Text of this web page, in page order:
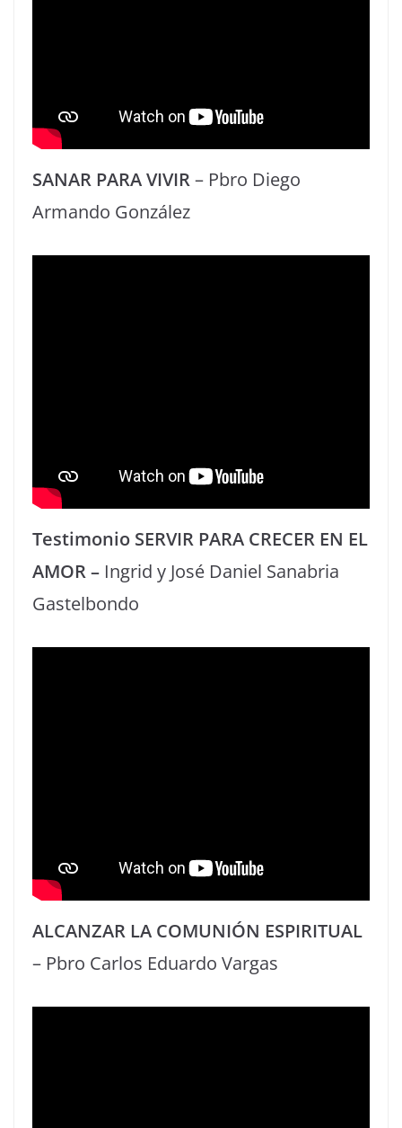
SANAR PARA VIVIR– Pbro Diego
Armando González
Testimonio SERVIR PARA CRECER EN EL
AMOR – Ingrid y José Daniel Sanabria
Gastelbondo
ALCANZAR LA COMUNIÓN ESPIRITUAL
– Pbro Carlos Eduardo Vargas